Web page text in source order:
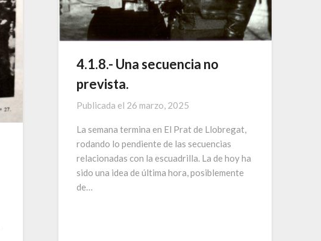
4.1.8.- Una secuencia no
prevista.
Publicada el 26 marzo, 2025
La semana termina en El Prat de Llobregat,
rodando lo pendiente de las secuencias
relacionadas con la escuadrilla. La de hoy ha
sido una idea de última hora, posiblemente
de…